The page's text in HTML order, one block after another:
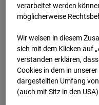
BC-146 -
Garching
verarbeitet werden
möglicherweise
Wir weisen in diesem
sich mit dem Klicken auf
ver­standen erklären,
Cookies in dem in
dargestellten Umfang
(auch mit Sitz in den